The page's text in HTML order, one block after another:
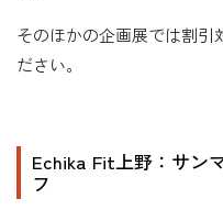
そのほかの企画展では割引
ださい。
Echika Fit上野：サン
フ